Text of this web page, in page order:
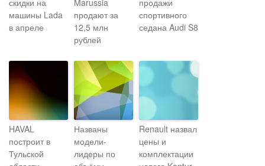
скидки на
машины Lada
в апреле
Marussia
продают за
12,5 млн
рублей
продажи
спортивного
седана Audi S8
HAVAL
построит в
Тульской
Названы
модели-
лидеры по
Renault назвал
цены и
комплектации